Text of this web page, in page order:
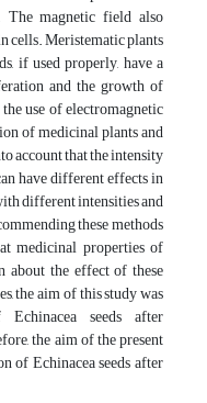
‎magnetic field also
cells. Meristematic plants
if used properly, have a
and the growth of
use of ‎electromagnetic
of medicinal plants and
account that the intensity
‎have different effects in
different intensities and
these methods
medicinal properties of
about the effect of these
the aim of this study was
seeds after
the aim of the ‎present
of Echinacea seeds after